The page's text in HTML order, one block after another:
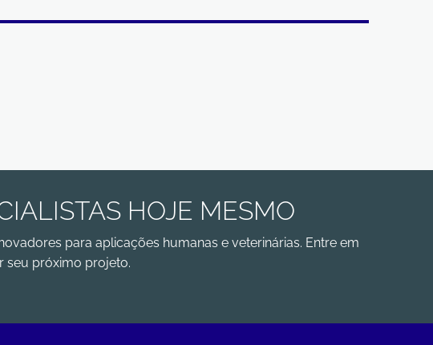
HOJE MESMO
para aplicações humanas e veterinárias. Entre em
seu próximo projeto.